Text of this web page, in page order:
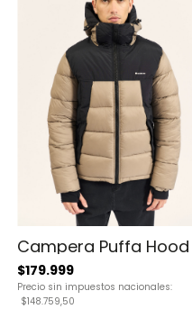
Campera Puffa Hood
$179.999
Precio sin impuestos nacionales:
$148.759,50